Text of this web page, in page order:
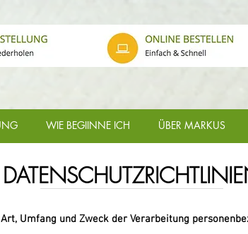
WIE BEGIINNE ICH ÜBER MARKUS
Umfang und Zweck der Verarbeitung